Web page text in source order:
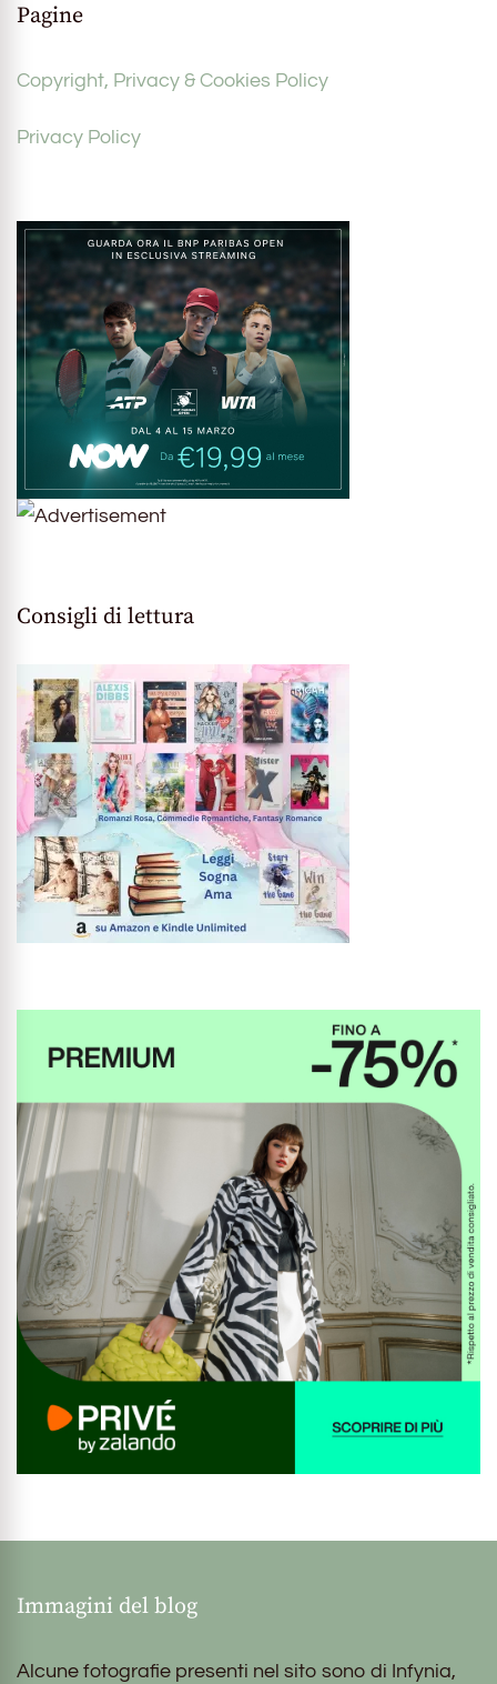
Pagine
Copyright, Privacy & Cookies Policy
Privacy Policy
Consigli di lettura
Immagini del blog
Alcune fotografie presenti nel sito sono di Infynia,